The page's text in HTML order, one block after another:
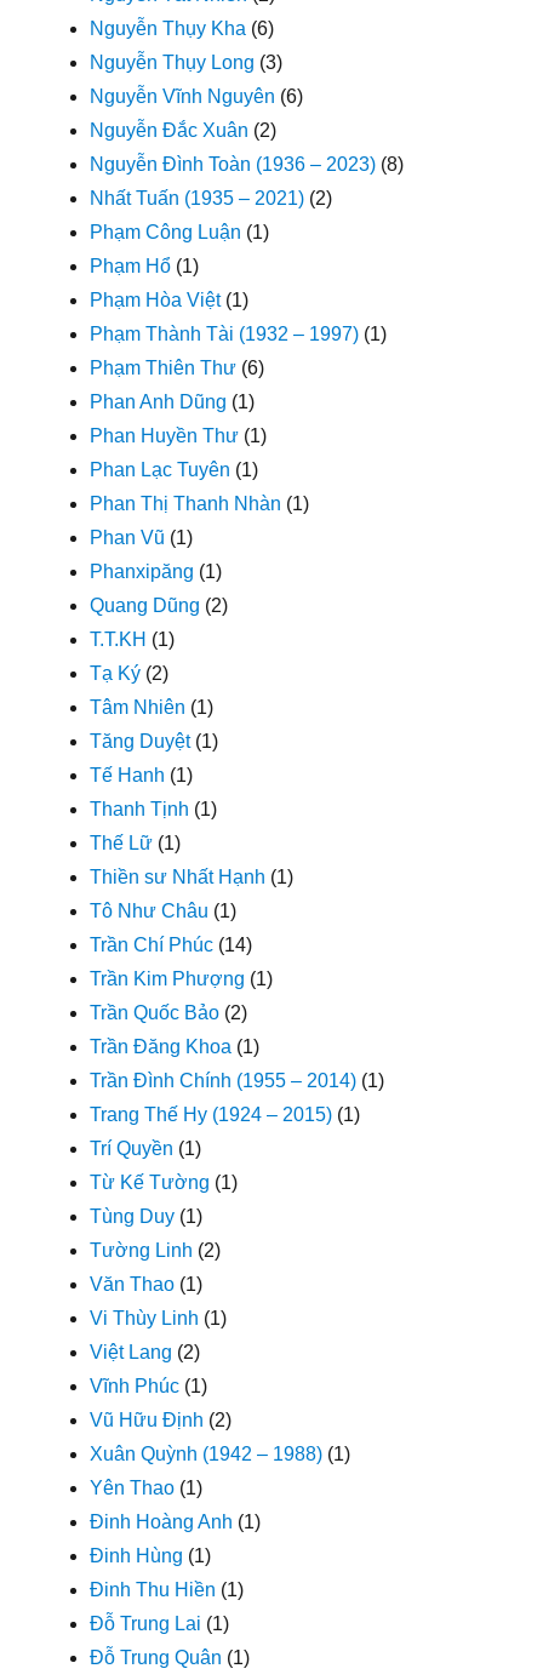
Nguyễn Thụy Kha (6)
Nguyễn Thụy Long (3)
Nguyễn Vĩnh Nguyên (6)
Nguyễn Đắc Xuân (2)
Nguyễn Đình Toàn (1936 – 2023) (8)
Nhất Tuấn (1935 – 2021) (2)
Phạm Công Luận (1)
Phạm Hổ (1)
Phạm Hòa Việt(1)
Phạm Thành Tài (1932 – 1997) (1)
Phạm Thiên Thư (6)
Phan Anh Dũng (1)
Phan Huyền Thư (1)
Phan Lạc Tuyên (1)
Phan Thị Thanh Nhàn (1)
Phan Vũ (1)
Phanxipăng (1)
Quang Dũng (2)
T.T.KH (1)
Tạ Ký (2)
Tâm Nhiên (1)
Tăng Duyệt(1)
Tế Hanh (1)
Thanh Tịnh (1)
Thế Lữ (1)
Thiền sư Nhất Hạnh (1)
Tô Như Châu (1)
Trần Chí Phúc (14)
Trần Kim Phượng (1)
Trần Quốc Bảo (2)
Trần Đăng Khoa (1)
Trần Đình Chính (1955 – 2014) (1)
Trang Thế Hy (1924 – 2015) (1)
Trí Quyền (1)
Từ Kế Tường (1)
Tùng Duy (1)
Tường Linh (2)
Văn Thao (1)
Vi Thùy Linh (1)
Việt Lang (2)
Vĩnh Phúc (1)
Vũ Hữu Định (2)
Xuân Quỳnh (1942 – 1988) (1)
Yên Thao (1)
Đinh Hoàng Anh (1)
Đinh Hùng (1)
Đinh Thu Hiền (1)
Đỗ Trung Lai (1)
Đỗ Trung Quân (1)